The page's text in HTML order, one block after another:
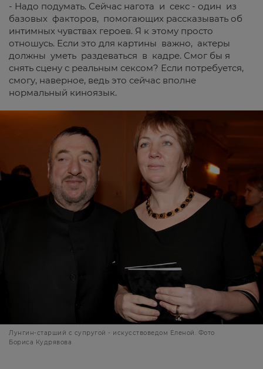
- Надо подумать. Сейчас нагота и секс - один из
базовых факторов, помогающих рассказывать об
интимных чувствах героев. Я к этому просто
отношусь. Если это для картины важно, актеры
должны уметь раздеваться в кадре. Смог бы я
снять сцену с реальным сексом? Если потребуется,
смогу, наверное, ведь это сейчас вполне
нормальный киноязык.
Лунгин-старший с супругой - искусствоведом Еленой. Фото
Бориса Кудрявова